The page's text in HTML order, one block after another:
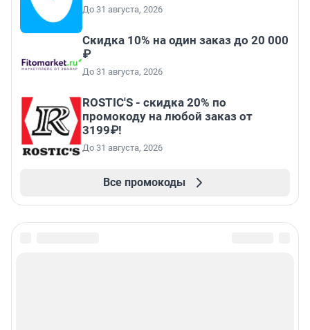
До 31 августа, 2026
Скидка 10% на один заказ до 20 000
₽
До 31 августа, 2026
ROSTIC'S - скидка 20% по
промокоду на любой заказ от
3199₽!
До 31 августа, 2026
Все промокоды